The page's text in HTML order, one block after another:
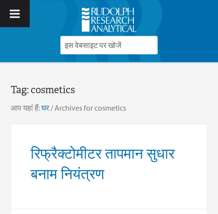
Tag:cosmetics
आप यहां हैं:घर/Archives for cosmetics
रिफ्रैक्टोमीटर तापमान सुधार
बनाम नियंत्रण